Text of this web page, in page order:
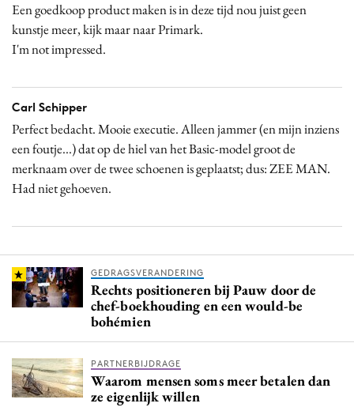
Een goedkoop product maken is in deze tijd nou juist geen
kunstje meer, kijk maar naar Primark.
I'm not impressed.
Carl Schipper
Perfect bedacht. Mooie executie. Alleen jammer (en mijn inziens
een foutje...) dat op de hiel van het Basic-model groot de
merknaam over de twee schoenen is geplaatst; dus: ZEE MAN.
Had niet gehoeven.
GEDRAGSVERANDERING
Rechts positioneren bij Pauw door de
chef-boekhouding en een would-be
bohémien
PARTNERBIJDRAGE
Waarom mensen soms meer betalen dan
ze eigenlijk willen